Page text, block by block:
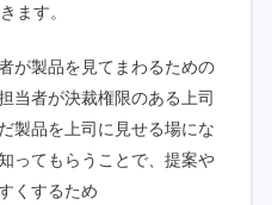
ます。
が製品を見てまわるための
当者が決裁権限のある上司
製品を上司に見せる場にな
ってもらうことで、提案や
くするため